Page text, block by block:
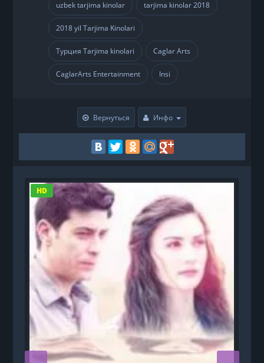
uzbek tarjima kinolar , tarjima kinolar 2018
2018 yil Tarjima Kinolari
Турция Tarjima kinolari , Caglar Arts
CaglarArts Entertainment , Insi
Вернуться Инфо
HD